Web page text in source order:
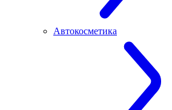
Автокосметика